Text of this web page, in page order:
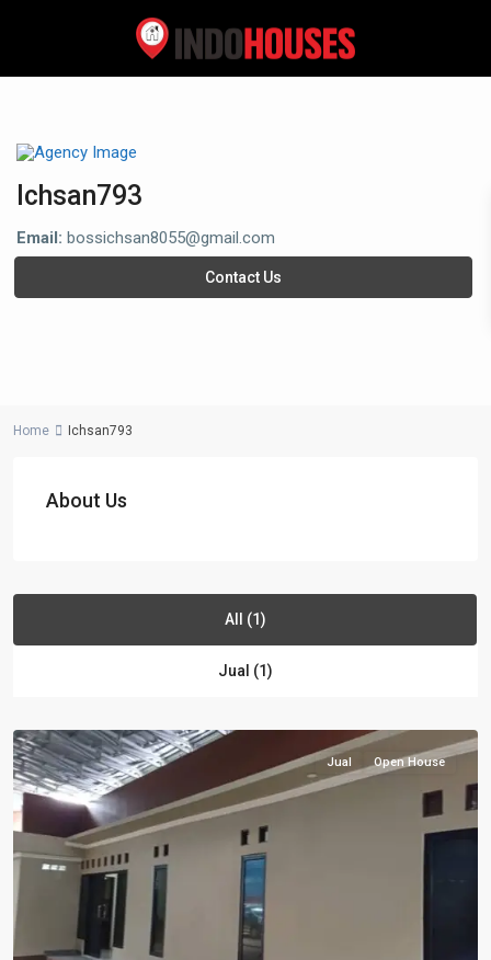
Ichsan793
Email: bossichsan8055@gmail.com
Contact Us
Home Ichsan793
About Us
All (1)
Jual (1)
Jual Open House